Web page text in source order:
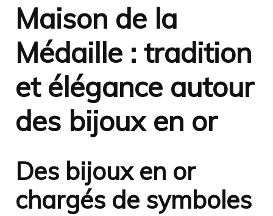
Maison de la
Médaille : tradition
et élégance autour
des bijoux en or
Des bijoux en or
chargés de symboles